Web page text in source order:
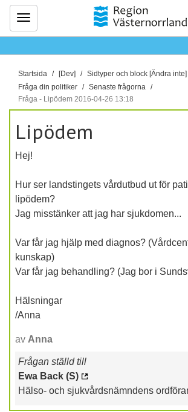
Meny
D
u
ä
r
Startsida [Dev]
Sidtyper och block [Ändra inte]
Fråga din politiker
Senaste frågorna
Fråga - Lipödem 2016-04-26 13:18
Lipödem
Hej!
Hur ser landstingets vårdutbud ut för
lipödem?
Jag misstänker att jag har sjukdomen...
Var får jag hjälp med diagnos?
kunskap)
Var får jag behandling? (Jag bor i
Hälsningar
/Anna
av Anna
Frågan ställd till
Ewa Back (S)
Hälso- och sjukvårdsnämndens